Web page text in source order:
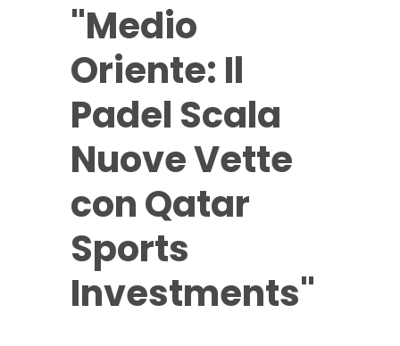
"Medio
Oriente: Il
Padel Scala
Nuove Vette
con Qatar
Sports
Investments"